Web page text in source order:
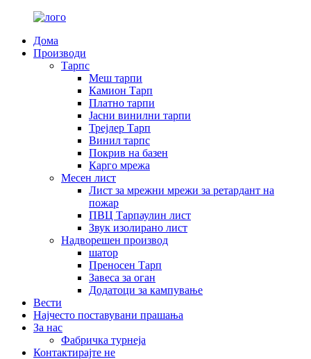
Дома
Производи
Тарпс
Меш тарпи
Камион Тарп
Платно тарпи
Јасни винилни тарпи
Трејлер Тарп
Винил тарпс
Покрив на базен
Карго мрежа
Месен лист
Лист за мрежни мрежи за ретардант на
пожар
ПВЦ Тарпаулин лист
Звук изолирано лист
Надворешен производ
шатор
Преносен Тарп
Завеса за оган
Додатоци за кампување
Вести
Најчесто поставувани прашања
За нас
Фабричка турнеја
Контактирајте не